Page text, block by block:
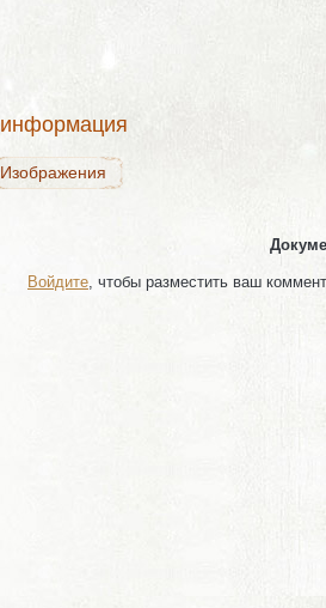
Изображения
Войдите , чтобы разместить ваш